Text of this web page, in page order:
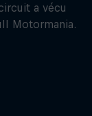
a vécu
Motormania.